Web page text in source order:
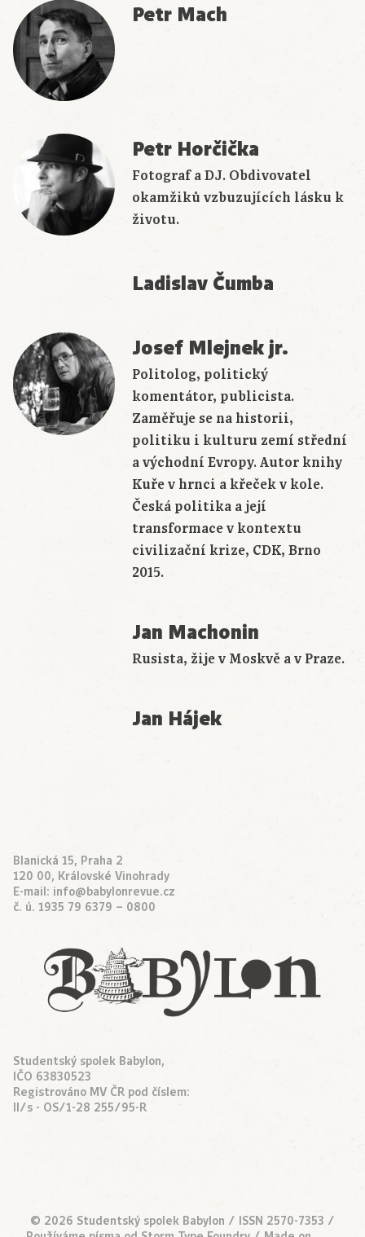
Petr Mach
Petr Horčička
Fotograf a DJ. Obdivovatel
okamžiků vzbuzujících lásku k
životu.
Ladislav Čumba
Josef Mlejnek jr.
Politolog, politický
komentátor, publicista.
Zaměřuje se na historii,
politiku i kulturu zemí střední
a východní Evropy. Autor knihy
Kuře v hrnci a křeček v kole.
Česká politika a její
transformace v kontextu
civilizační krize, CDK, Brno
2015.
Jan Machonin
Rusista, žije v Moskvě a v Praze.
Jan Hájek
Blanická 15, Praha 2
120 00, Královské Vinohrady
E-mail: info@babylonrevue.cz
č. ú. 1935 79 6379 – 0800
Studentský spolek Babylon,
IČO 63830523
Registrováno MV ČR pod číslem:
II/s - OS/1-28 255/95-R
© 2026 Studentský spolek Babylon / ISSN 2570-7353 /